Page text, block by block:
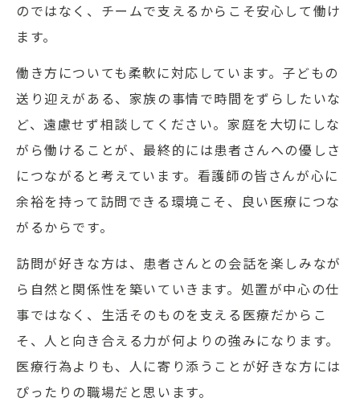
のではなく、チームで支えるからこそ安心して働け
ます。
働き方についても柔軟に対応しています。子どもの
送り迎えがある、家族の事情で時間をずらしたいな
ど、遠慮せず相談してください。家庭を大切にしな
がら働けることが、最終的には患者さんへの優しさ
につながると考えています。看護師の皆さんが心に
余裕を持って訪問できる環境こそ、良い医療につな
がるからです。
訪問が好きな方は、患者さんとの会話を楽しみなが
ら自然と関係性を築いていきます。処置が中心の仕
事ではなく、生活そのものを支える医療だからこ
そ、人と向き合える力が何よりの強みになります。
医療行為よりも、人に寄り添うことが好きな方には
ぴったりの職場だと思います。